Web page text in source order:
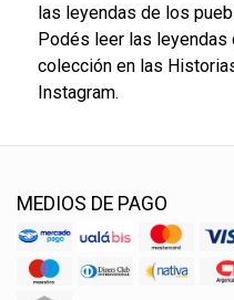
las leyendas de los
Podés leer las leyendas
colección en las
Instagram.
MEDIOS DE PAGO